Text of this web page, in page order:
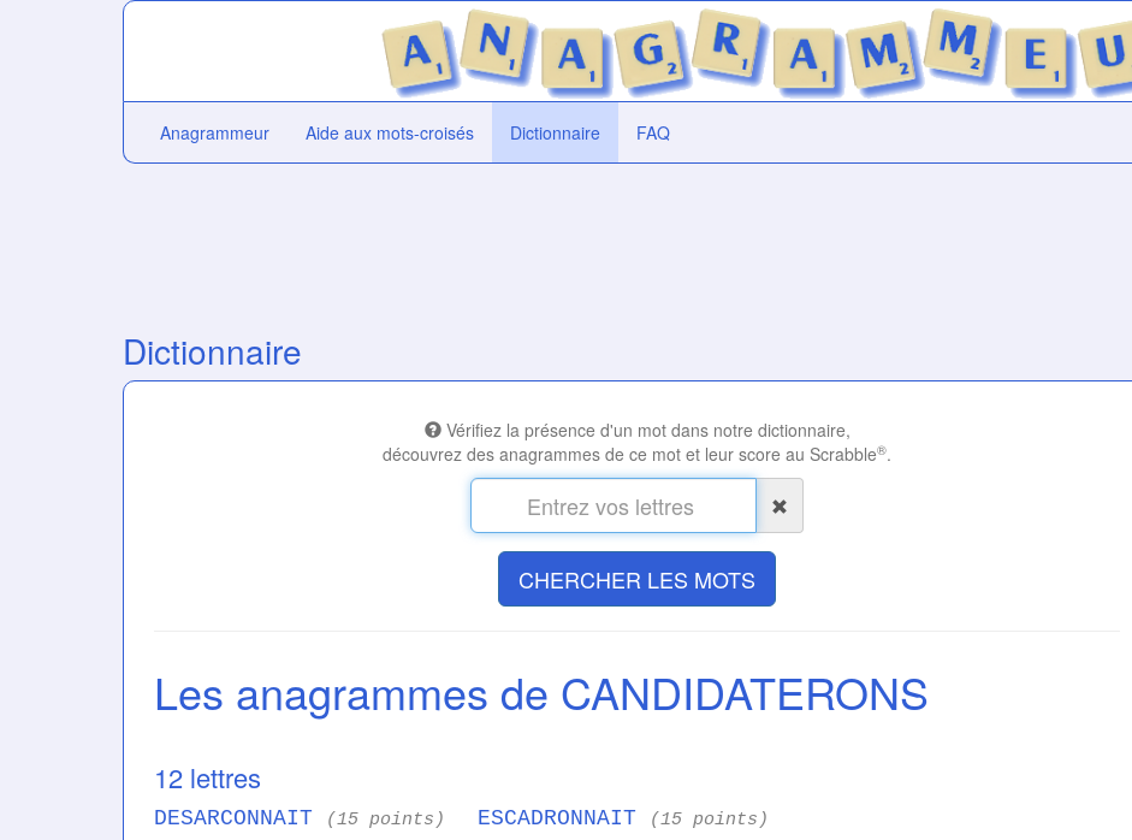
Anagrammeur Aide aux mots-croisés Dictionnaire FAQ
Dictionnaire
Vérifiez la présence d'un mot dans notre dictionnaire,
découvrez des anagrammes de ce mot et leur score au Scrabble®.
CHERCHER LES MOTS
Les anagrammes de CANDIDATERONS
12 lettres
DESARCONNAIT (15 points) ESCADRONNAIT (15 points)